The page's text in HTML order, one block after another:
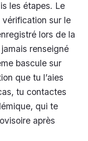
les étapes. Le
sur le
lors de la
renseigné
bascule sur
que tu l’aies
tu contactes
qui te
après